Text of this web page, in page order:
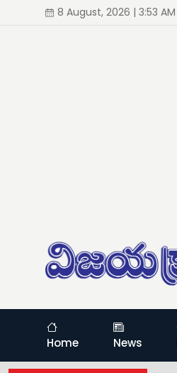
8 August, 2026 | 3:53 AM
Home News